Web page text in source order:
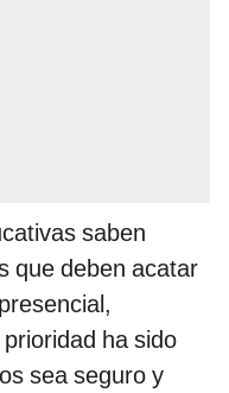
saben
que deben acatar
ha sido
sea seguro y